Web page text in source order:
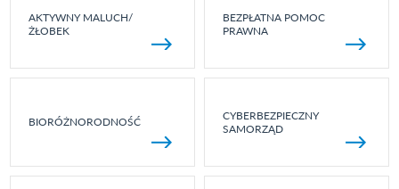
AKTYWNY MALUCH/
ŻŁOBEK
BEZPŁATNA POMOC
PRAWNA
BIORÓŻNORODNOŚĆ
CYBERBEZPIECZNY
SAMORZĄD